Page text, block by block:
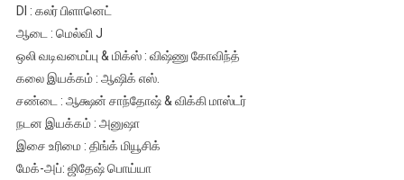
DI : கலர் பிளானெட்
ஆடை : மெல்வி J
ஒலி வடிவமைப்பு & மிக்ஸ் : விஷ்ணு கோவிந்த்
கலை இயக்கம் : ஆஷிக் எஸ்.
சண்டை : ஆக்ஷன் சாந்தோஷ் & விக்கி மாஸ்டர்
நடன இயக்கம் : அனுஷா
இசை உரிமை : திங்க் மியூசிக்
மேக்-அப்: ஜிதேஷ் பொய்யா